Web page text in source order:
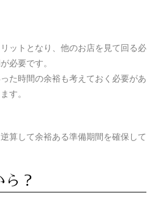
ットとなり、他のお店を見て回る必
必要です。
た時間の余裕も考えておく必要があ
す。
算して余裕ある準備期間を確保して
？